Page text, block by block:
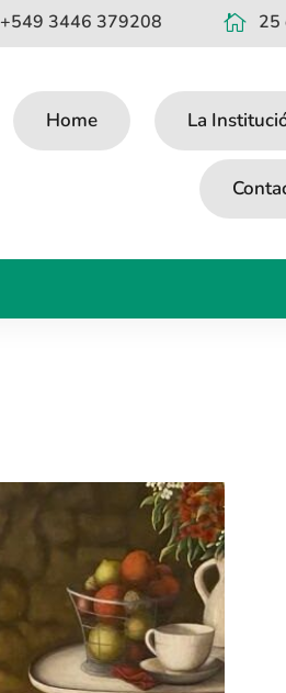
+549 3446 379208  25
Home La